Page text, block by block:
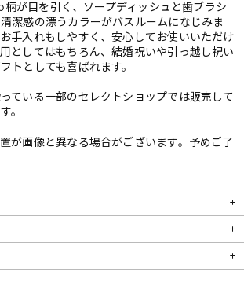
が目を引く、ソープディッシュと歯ブラシ
潔感の漂うカラーがバスルームになじみま
手入れもしやすく、安心してお使いいただけ
としてはもちろん、結婚祝いや引っ越し祝い
トとしても喜ばれます。
ている一部のセレクトショップでは販売して
。
が画像と異なる場合がございます。予めご了